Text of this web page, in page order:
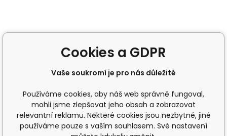
Cookies a GDPR
Vaše soukromí je pro nás důležité
Používáme cookies, aby náš web správně fungoval,
mohli jsme zlepšovat jeho obsah a zobrazovat
relevantní reklamu. Některé cookies jsou nezbytné, jiné
používáme pouze s vaším souhlasem. Své nastavení